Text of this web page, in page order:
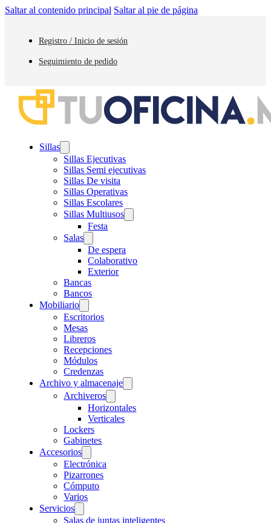
Saltar al contenido principal Saltar al pie de página
Registro / Inicio de sesión
Seguimiento de pedido
Sillas
Sillas Ejecutivas
Sillas Semi ejecutivas
Sillas De visita
Sillas Operativas
Sillas Escolares
Sillas Multiusos
Festa
Salas
De espera
Colaborativo
Exterior
Bancas
Bancos
Mobiliario
Escritorios
Mesas
Libreros
Recepciones
Módulos
Credenzas
Archivo y almacenaje
Archiveros
Horizontales
Verticales
Lockers
Gabinetes
Accesorios
Electrónica
Pizarrones
Cómputo
Varios
Servicios
Salas de juntas inteligentes